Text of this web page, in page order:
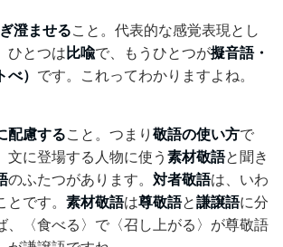
澄ませること。代表的な感覚表現とし
ひとつは比喩で、もうひとつが擬音語・
） です。これってわかりますよね。
配慮すること。つまり 敬語の使い方で
文に登場する人物に使う 素材敬語と聞き
のふたつがあります。 対者敬語は、いわ
です。 素材敬語は尊敬語と謙譲語に分
、〈食べる〉で〈召し上がる〉が尊敬語